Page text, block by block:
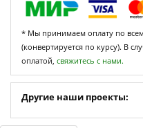
* Мы принимаем оплату по
(конвертируется по курсу). В
оплатой, свяжитесь с нами.
Другие наши проекты: